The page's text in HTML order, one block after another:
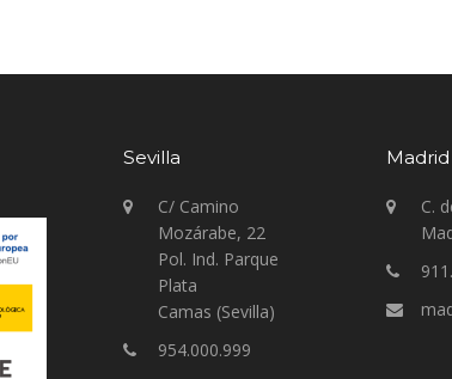
Sevilla
C/ Camino
Mozárabe, 22
Pol. Ind. Parque
Plata
Camas (Sevilla)
954.000.999
Madrid
C.